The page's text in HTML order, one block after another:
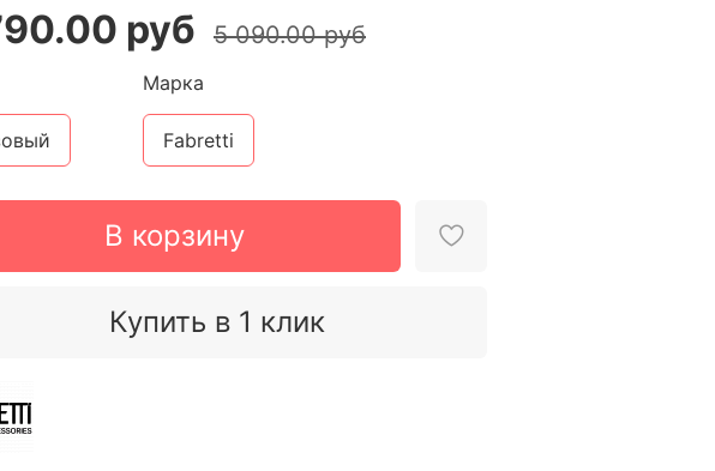
руб 5 090.00 руб
В корзину
Купить в 1 клик
Марка
Fabretti